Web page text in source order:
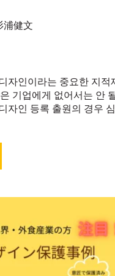
浦健文
자인이라는 중요한 지적
기업에게 없어서는 안
자인 등록 출원의 경우